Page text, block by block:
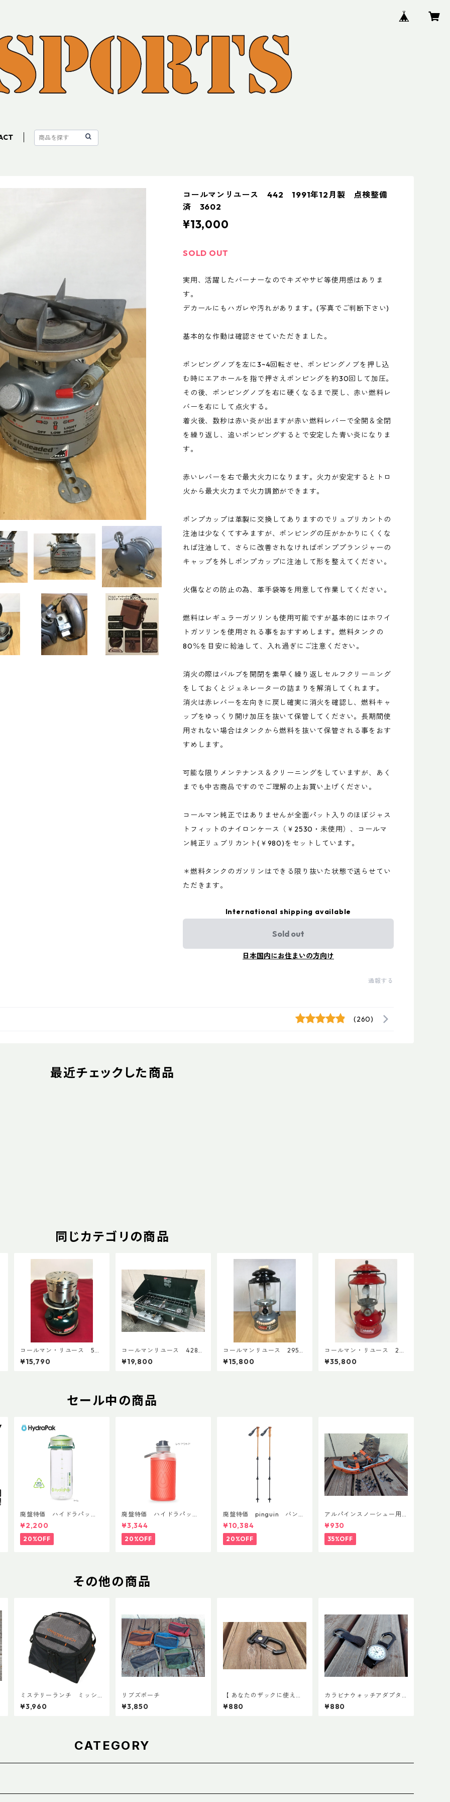
コールマンリユース 442 1991年12月製 点検整備
済 3602
¥13,000
SOLD OUT
実用、活躍したバーナーなのでキズやサビ等使用感はありま
す。
デカールにもハガレや汚れがあります。(写真でご判断下さい)
基本的な作動は確認させていただきました。
ポンピングノブを左に3~4回転させ、ポンピングノブを押し込
む時にエアホールを指で押さえポンピングを約30回して加圧。
その後、ポンピングノブを右に硬くなるまで戻し、赤い燃料レ
バーを右にして点火する。
着火後、数秒は赤い炎が出ますが赤い燃料レバーで全開＆全閉
を繰り返し、追いポンピングするとで安定した青い炎になりま
す。
赤いレバーを右で最大火力になります。火力が安定するとトロ
火から最大火力まで火力調節ができます。
ポンプカップは革製に交換してありますのでリュブリカントの
注油は少なくてすみますが、ポンピングの圧がかかりにくくな
れば注油して、さらに改善されなければポンププランジャーの
キャップを外しポンプカップに注油して形を整えてください。
火傷などの防止の為、革手袋等を用意して作業してください。
燃料はレギュラーガソリンも使用可能ですが基本的にはホワイ
トガソリンを使用される事をおすすめします。燃料タンクの
80％を目安に給油して、入れ過ぎにご注意ください。
消火の際はバルブを開閉を素早く繰り返しセルフクリーニング
をしておくとジェネレーターの詰まりを解消してくれます。
消火は赤レバーを左向きに戻し確実に消火を確認し、燃料キャ
ップをゆっくり開け加圧を抜いて保管してください。長期間使
用されない場合はタンクから燃料を抜いて保管される事をおす
すめします。
可能な限りメンテナンス＆クリーニングをしていますが、あく
までも中古商品ですのでご理解の上お買い上げください。
コールマン純正ではありませんが全面パット入りのほぼジャス
トフィットのナイロンケース（￥2530・未使用）、コールマ
ン純正リュブリカント(￥980)をセットしています。
＊燃料タンクのガソリンはできる限り抜いた状態で送らせてい
ただきます。
International shipping available
Sold out
日本国内にお住まいの方向け
通報する
(260)
最近チェックした商品
同じカテゴリの商品
コールマン・リユース 508
A 1997年9月製 点検整備
済 4196
¥15,790
コールマンリユース 428
３バーナー 1993年3月 点
検整備済 4396
¥19,800
コールマンリユース 295
1992年6月製 点検整備済
3906
¥15,800
コールマン・リユース 20
0A 1966年7月製 点検整
備済 4265
¥35,800
セール中の商品
廃盤特価 ハイドラパッ
ク リーコン ツイスト＆シ
ップ 500ml
¥2,200
20%OFF
廃盤特価 ハイドラパッ
ク フラックス 750ml
¥3,344
20%OFF
廃盤特価 pinguin バンブ
ーFLフォーム(ペア)
¥10,384
20%OFF
アルパインスノーシュー用
ストラップキャッチ(ペア)
¥930
35%OFF
その他の商品
ミステリーランチ ミッシ
ョンパッキングキューブ S
ブラック
¥3,960
リブズポーチ
¥3,850
【 あなたのザックに使える
】キャッチ7
¥880
カラビナウォッチアダプタ
ーLite
¥880
CATEGORY